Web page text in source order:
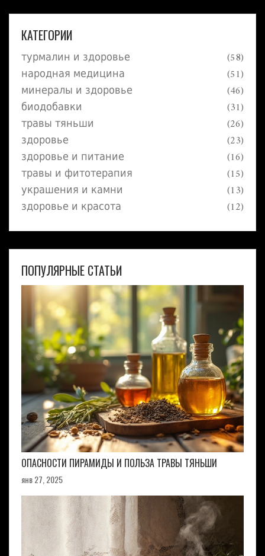
КАТЕГОРИИ
турмалин и здоровье (58)
народная медицина (51)
минералы и здоровье (46)
биодобавки (31)
травы тяньши (26)
здоровье (23)
здоровье и питание (16)
травы и фитотерапия (15)
украшения и камни (13)
здоровье и красота (12)
ПОПУЛЯРНЫЕ СТАТЬИ
ОПАСНОСТИ ПИРАМИДЫ И ПОЛЬЗА ТРАВЫ ТЯНЬШИ
янв 27, 2025